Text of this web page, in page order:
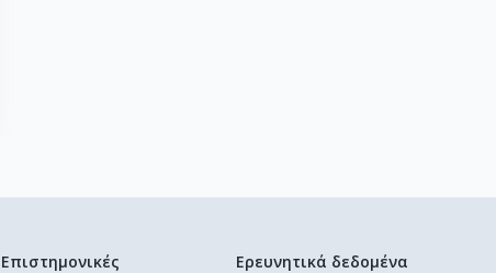
Επιστημονικές
Ερευνητικά δεδομένα